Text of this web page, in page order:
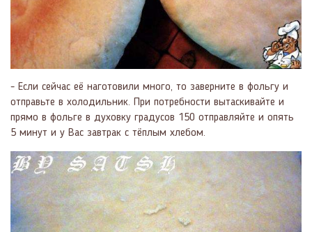
- Если сейчас её наготовили много, то заверните в фольгу и
отправьте в холодильник. При потребности вытаскивайте и
прямо в фольге в духовку градусов 150 отправляйте и опять
5 минут и у Вас завтрак с тёплым хлебом.